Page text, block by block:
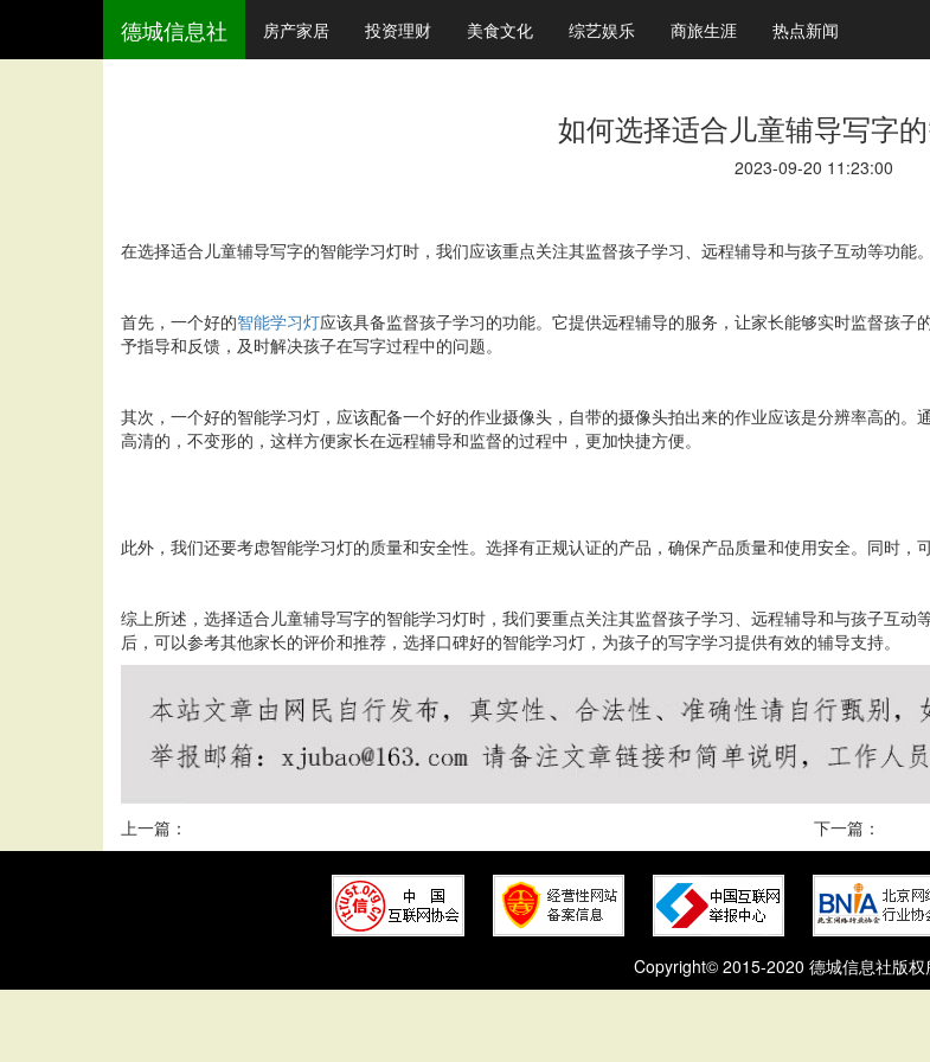
德城信息社 房产家居 投资理财 美食文化 综艺娱乐 商旅生涯 热点新闻
如何选择适合儿童辅导写字
2023-09-20 11:23:00
在选择适合儿童辅导写字的智能学习灯时，我们应该重点关注其监督孩子学习、远程辅导和与孩子互动等功能。
首先，一个好的智能学习灯应该具备监督孩子学习的功能。它提供远程辅导的服务，让家长能够实时监督孩
予指导和反馈，及时解决孩子在写字过程中的问题。
其次，一个好的智能学习灯，应该配备一个好的作业摄像头，自带的摄像头拍出来的作业应该是分辨率高的
高清的，不变形的，这样方便家长在远程辅导和监督的过程中，更加快捷方便。
此外，我们还要考虑智能学习灯的质量和安全性。选择有正规认证的产品，确保产品质量和使用安全。同时，
综上所述，选择适合儿童辅导写字的智能学习灯时，我们要重点关注其监督孩子学习、远程辅导和与孩子互
后，可以参考其他家长的评价和推荐，选择口碑好的智能学习灯，为孩子的写字学习提供有效的辅导支持。
上一篇： 下一篇：
Copyright© 2015-2020 德城信息社版权